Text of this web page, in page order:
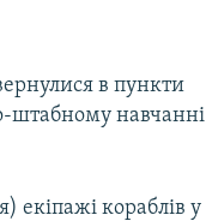
в пункти
штабному навчанні
екіпажі кораблів у